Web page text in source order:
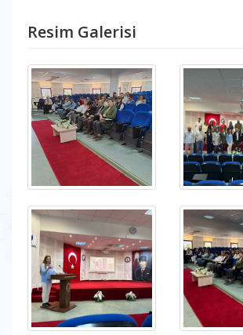
Resim Galerisi